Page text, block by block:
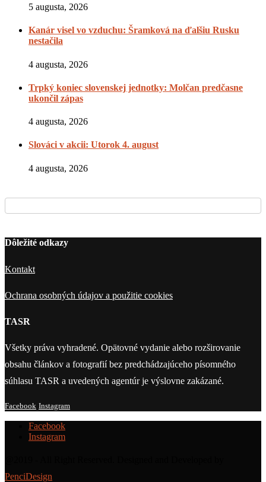
5 augusta, 2026
Kanár visel vo vzduchu: Šramková na ďalšiu Rusku
nestačila
4 augusta, 2026
Trpký koniec slovenskej jednotky: Molčan predčasne
ukončil zápas
4 augusta, 2026
Slováci v akcii: Utorok 4. august
4 augusta, 2026
Dôležité odkazy
Kontakt
Ochrana osobných údajov a použitie cookies
TASR
Všetky práva vyhradené. Opätovné vydanie alebo rozširovanie
obsahu článkov a fotografií bez predchádzajúceho písomného
súhlasu TASR a uvedených agentúr je výslovne zakázané.
Facebook Instagram
Facebook
Instagram
PenciDesign